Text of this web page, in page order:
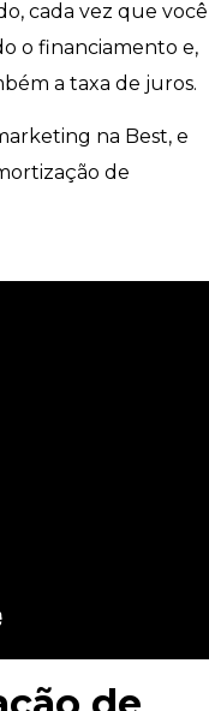
cada vez que você
o financiamento e,
a taxa de juros.
na Best, e
de